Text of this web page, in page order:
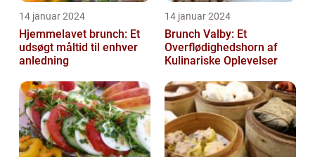
14 januar 2024
Hjemmelavet brunch: Et
udsøgt måltid til enhver
anledning
14 januar 2024
Brunch Valby: Et
Overflødighedshorn af
Kulinariske Oplevelser